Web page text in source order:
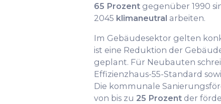
65 Prozent gegenüber 1990
2045 klimaneutral arbeiten.
Im Gebäudesektor gelten
ist eine Reduktion der
geplant. Für Neubauten
Effizienzhaus-55-Standard
Die kommunale
von bis zu 25 Prozent der